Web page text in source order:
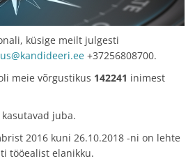
küsige meilt julgesti
+37256808700.
meie võrgustikus 142241 inimest
juba.
2016 kuni 26.10.2018 -ni on lehte
tööealist elanikku.